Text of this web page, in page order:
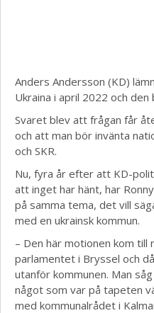
Anders Andersson (KD)
Ukraina i april 2022 och
Svaret blev att frågan får
och att man bör invänta
och SKR.
Nu, fyra år efter att KD-
att inget har hänt, har
på samma tema, det vill
med en ukrainsk kommun.
– Den här motionen kom till
parlamentet i Bryssel och
utanför kommunen. Man
något som var på tapeten
med kommunalrådet i